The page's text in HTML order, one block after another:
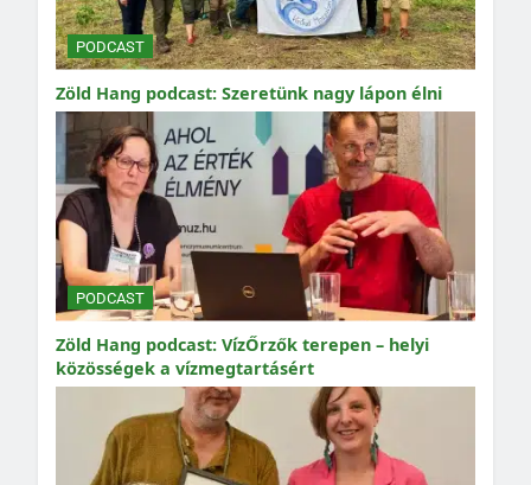
PODCAST
Zöld Hang podcast: Szeretünk nagy lápon élni
PODCAST
Zöld Hang podcast: VízŐrzők terepen – helyi
közösségek a vízmegtartásért